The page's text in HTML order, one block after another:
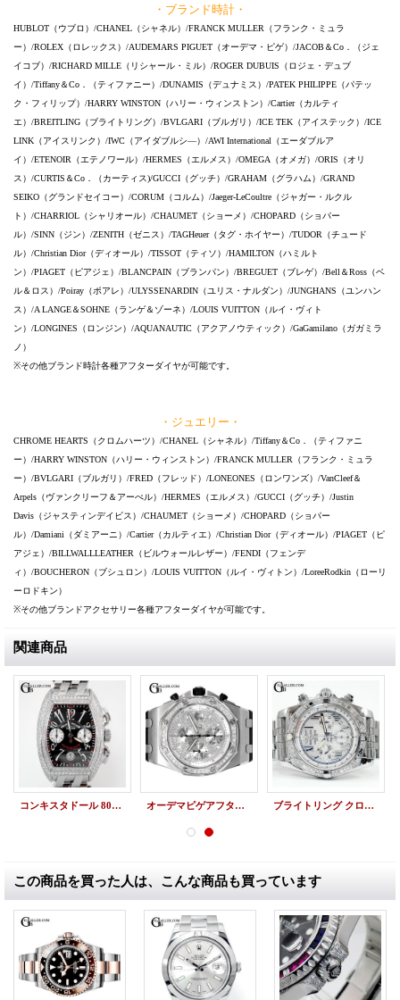
・ブランド時計・
HUBLOT（ウブロ）/CHANEL（シャネル）/FRANCK MULLER（フランク・ミュラ
ー）/ROLEX（ロレックス）/AUDEMARS PIGUET（オーデマ・ピゲ）/JACOB＆Co．（ジェ
イコブ）/RICHARD MILLE（リシャール・ミル）/ROGER DUBUIS（ロジェ・デュブ
イ）/Tiffany＆Co．（ティファニー）/DUNAMIS（デュナミス）/PATEK PHILIPPE（パテッ
ク・フィリップ）/HARRY WINSTON（ハリー・ウィンストン）/Cartier（カルティ
エ）/BREITLING（ブライトリング）/BVLGARI（ブルガリ）/ICE TEK（アイステック）/ICE
LINK（アイスリンク）/IWC（アイダブルシ―）/AWI International（エーダブルア
イ）/ETENOIR（エテノワール）/HERMES（エルメス）/OMEGA（オメガ）/ORIS（オリ
ス）/CURTIS＆Co．（カーティス)/GUCCI（グッチ）/GRAHAM（グラハム）/GRAND
SEIKO（グランドセイコー）/CORUM（コルム）/Jaeger-LeCoultre（ジャガー・ルクル
ト）/CHARRIOL（シャリオール）/CHAUMET（ショーメ）/CHOPARD（ショパー
ル）/SINN（ジン）/ZENITH（ゼニス）/TAGHeuer（タグ・ホイヤー）/TUDOR（チュード
ル）/Christian Dior（ディオール）/TISSOT（ティソ）/HAMILTON（ハミルト
ン）/PIAGET（ピアジェ）/BLANCPAIN（ブランパン）/BREGUET（ブレゲ）/Bell＆Ross（ベ
ル＆ロス）/Poiray（ポアレ）/ULYSSENARDIN（ユリス・ナルダン）/JUNGHANS（ユンハン
ス）/A LANGE＆SOHNE（ランゲ＆ゾーネ）/LOUIS VUITTON（ルイ・ヴィト
ン）/LONGINES（ロンジン）/AQUANAUTIC（アクアノウティック）/GaGamilano（ガガミラ
ノ）
※その他ブランド時計各種アフターダイヤが可能です。
・ジュエリー・
CHROME HEARTS（クロムハーツ）/CHANEL（シャネル）/Tiffany＆Co．（ティファニ
ー）/HARRY WINSTON（ハリー・ウィンストン）/FRANCK MULLER（フランク・ミュラ
ー）/BVLGARI（ブルガリ）/FRED（フレッド）/LONEONES（ロンワンズ）/VanCleef＆
Arpels（ヴァンクリーフ＆アーぺル）/HERMES（エルメス）/GUCCI（グッチ）/Justin
Davis（ジャスティンデイビス）/CHAUMET（ショーメ）/CHOPARD（ショパー
ル）/Damiani（ダミアーニ）/Cartier（カルティエ）/Christian Dior（ディオール）/PIAGET（ピ
アジェ）/BILLWALLLEATHER（ビルウォールレザー）/FENDI（フェンデ
ィ）/BOUCHERON（ブシュロン）/LOUIS VUITTON（ルイ・ヴィトン）/LoreeRodkin（ローリ
ーロドキン）
※その他ブランドアクセサリー各種アフターダイヤが可能です。
関連商品
コンキスタドール 8005CC クロノグラフ アフターダイヤ オーデマピゲアフターダイヤ ロイヤルオーク オフショアクロノ パヴェダイヤ ブライトリング クロノマット44 アフターダイヤベゼル MOP ローマン
この商品を買った人は、こんな商品も買っています